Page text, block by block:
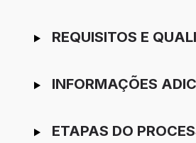
REQUISITOS E
INFORMAÇÕES
ETAPAS DO